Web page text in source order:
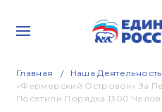
Главная Наша Деятельность
«Фермерский Островок» За
Посетили Порядка 1300